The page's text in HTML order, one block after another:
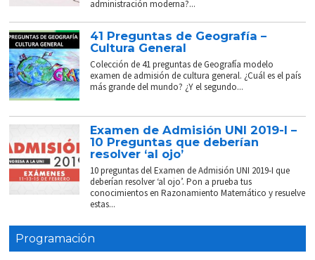
administración moderna?...
41 Preguntas de Geografía –
Cultura General
Colección de 41 preguntas de Geografía modelo
examen de admisión de cultura general. ¿Cuál es el país
más grande del mundo? ¿Y el segundo...
Examen de Admisión UNI 2019-I –
10 Preguntas que deberían
resolver ‘al ojo’
10 preguntas del Examen de Admisión UNI 2019-I que
deberían resolver ‘al ojo’. Pon a prueba tus
conocimientos en Razonamiento Matemático y resuelve
estas...
Programación